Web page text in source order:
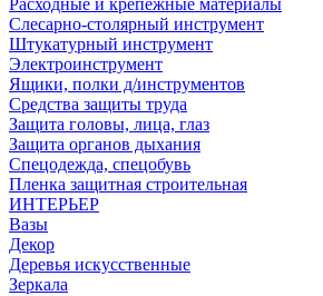
Расходные и крепежные материалы
Слесарно-столярный инструмент
Штукатурный инструмент
Электроинструмент
Ящики, полки д/инструментов
Средства защиты труда
Защита головы, лица, глаз
Защита органов дыхания
Спецодежда, спецобувь
Пленка защитная строительная
ИНТЕРЬЕР
Вазы
Декор
Деревья искусственные
Зеркала